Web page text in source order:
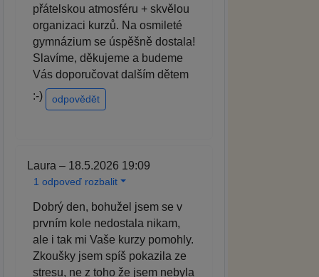
přátelskou atmosféru + skvělou
organizaci kurzů. Na osmileté
gymnázium se úspěšně dostala!
Slavíme, děkujeme a budeme
Vás doporučovat dalším dětem
:-)
odpovědět
Laura – 18.5.2026 19:09
1 odpoveď rozbalit
Dobrý den, bohužel jsem se v
prvním kole nedostala nikam,
ale i tak mi Vaše kurzy pomohly.
Zkoušky jsem spíš pokazila ze
stresu, ne z toho že jsem nebyla